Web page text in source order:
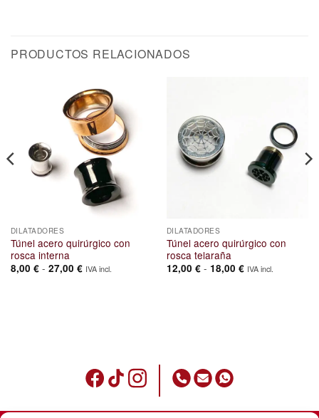
PRODUCTOS RELACIONADOS
DILATADORES
Túnel acero quirúrgico con
rosca interna
8,00 € - 27,00 €Rango
de
IVA incl.
DILATADORES
Túnel acero quirúrgico con
rosca telaraña
12,00 € - 18,00 €Rango
de
IVA incl.